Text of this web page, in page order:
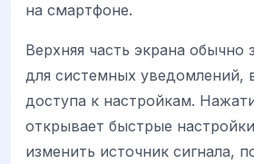
на смартфоне.
Верхняя часть экрана обычно
для системных уведомлений,
доступа к настройкам.
открывает быстрые
изменить источник сигнала,